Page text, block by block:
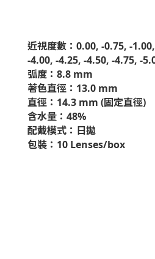
近視度數：0.00, -0.75, -
-4.00, -4.25, -4.50, -4.75, -
弧度：8.8 mm
著色直徑：13.0 mm
直徑：14.3 mm (固定直徑)
含水量：48%
配戴模式：日拋
包裝：10 Lenses/box